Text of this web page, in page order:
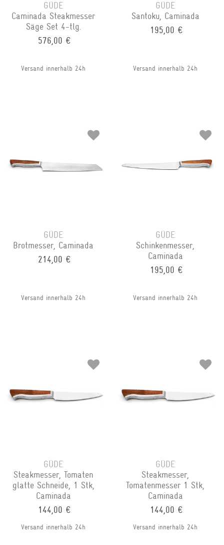
GÜDE
Caminada Steakmesser
Säge Set 4-tlg.
576,00 €
Versand innerhalb 24h
GÜDE
Santoku, Caminada
195,00 €
Versand innerhalb 24h
GÜDE
Brotmesser, Caminada
214,00 €
Versand innerhalb 24h
GÜDE
Schinkenmesser,
Caminada
195,00 €
Versand innerhalb 24h
GÜDE
Steakmesser, Tomaten
glatte Schneide, 1 Stk,
Caminada
144,00 €
Versand innerhalb 24h
GÜDE
Steakmesser,
Tomatenmesser 1 Stk,
Caminada
144,00 €
Versand innerhalb 24h